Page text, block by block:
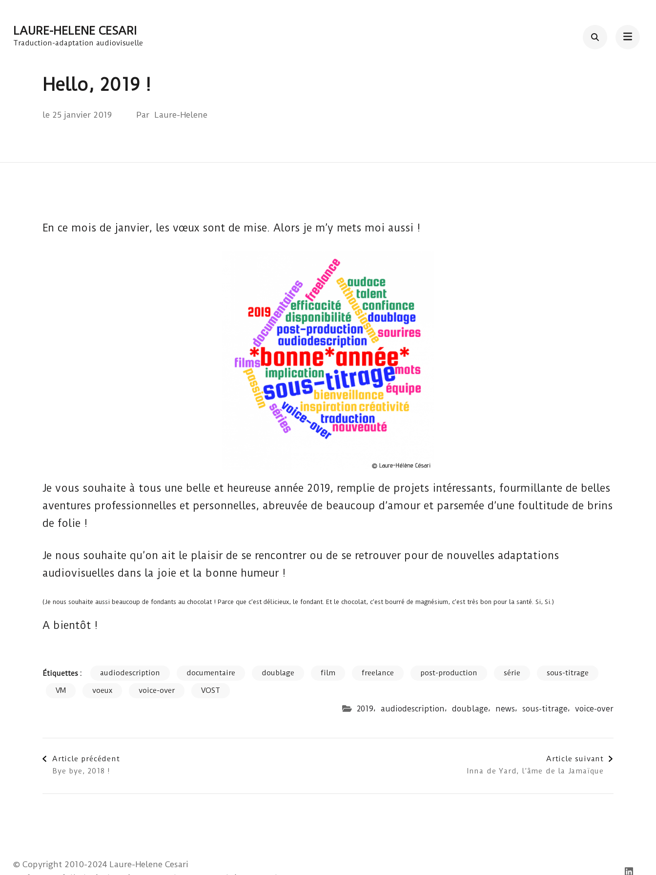
contenu
LAURE-HELENE CESARI
Traduction-adaptation audiovisuelle
Hello, 2019 !
le 25 janvier 2019 Par Laure-Helene
En ce mois de janvier, les vœux sont de mise. Alors je m’y mets moi aussi !
Je vous souhaite à tous une belle et heureuse année 2019, remplie de projets intéressants, fourmillante de belles
aventures professionnelles et personnelles, abreuvée de beaucoup d’amour et parsemée d’une foultitude de brins
de folie !
Je nous souhaite qu’on ait le plaisir de se rencontrer ou de se retrouver pour de nouvelles adaptations
audiovisuelles dans la joie et la bonne humeur !
(Je nous souhaite aussi beaucoup de fondants au chocolat ! Parce que c’est délicieux, le fondant. Et le chocolat, c’est bourré de magnésium, c’est très bon pour la santé. Si, Si.)
A bientôt !
Étiquettes : audiodescription documentaire doublage film freelance post-production série
sous-titrage
VM
voeux voice-over VOST
2019, audiodescription, doublage, news, sous-titrage, voice-over
Navigation
Article précédent
Bye bye, 2018 !
Article suivant
Inna de Yard, l’âme de la Jamaïque
© Copyright 2010-2024 Laure-Helene Cesari